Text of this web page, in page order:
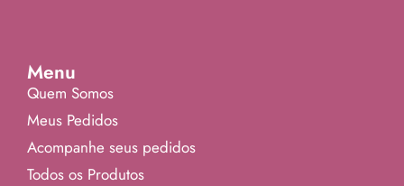
Menu
Quem Somos
Meus Pedidos
Acompanhe seus pedidos
Todos os Produtos